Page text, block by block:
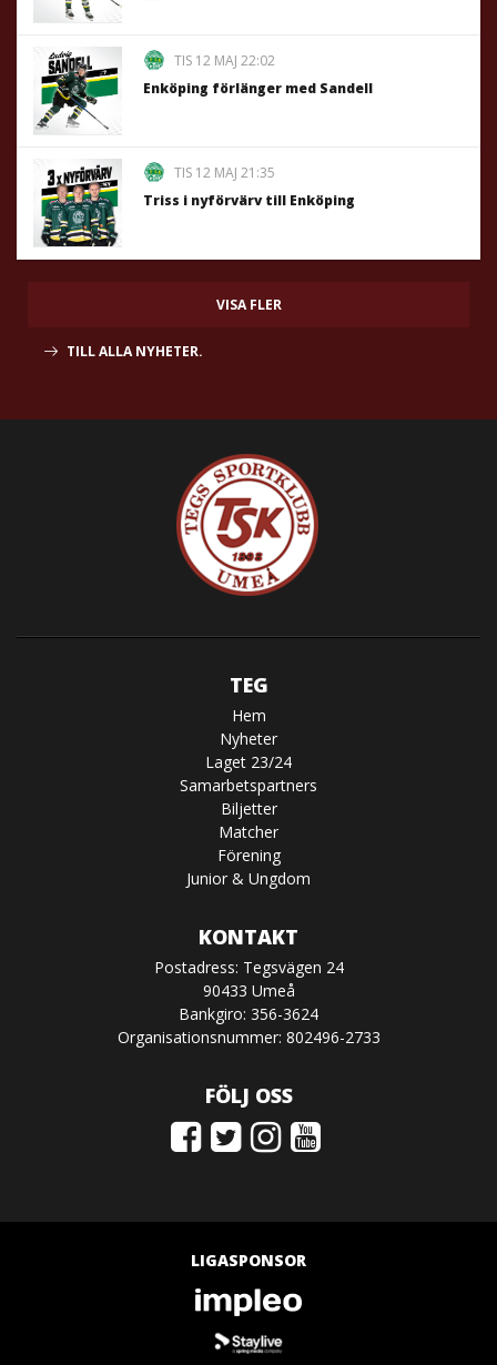
TIS 12 MAJ 22:02
Enköping förlänger med Sandell
TIS 12 MAJ 21:35
Triss i nyförvärv till Enköping
VISA FLER
TILL ALLA NYHETER.
TEG
Hem
Nyheter
Laget 23/24
Samarbetspartners
Biljetter
Matcher
Förening
Junior & Ungdom
KONTAKT
Postadress: Tegsvägen 24
90433 Umeå
Bankgiro: 356-3624
Organisationsnummer: 802496-2733
FÖLJ OSS
LIGASPONSOR